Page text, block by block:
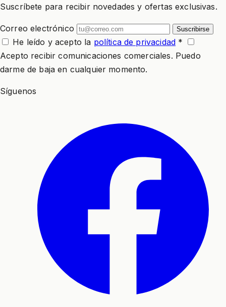
Suscríbete para recibir novedades y ofertas exclusivas.
Correo electrónico Suscribirse
He leído y acepto la política de privacidad *
Acepto recibir comunicaciones comerciales. Puedo
darme de baja en cualquier momento.
Síguenos